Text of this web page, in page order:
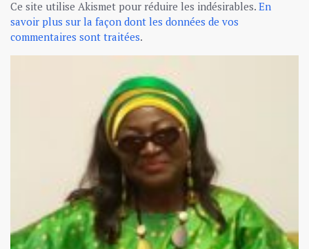
Ce site utilise Akismet pour réduire les indésirables. En
savoir plus sur la façon dont les données de vos
commentaires sont traitées.